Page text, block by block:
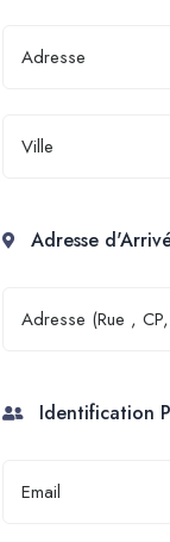
Adresse
Identification